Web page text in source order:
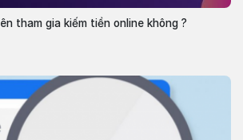
tham gia kiếm tiền online không ?